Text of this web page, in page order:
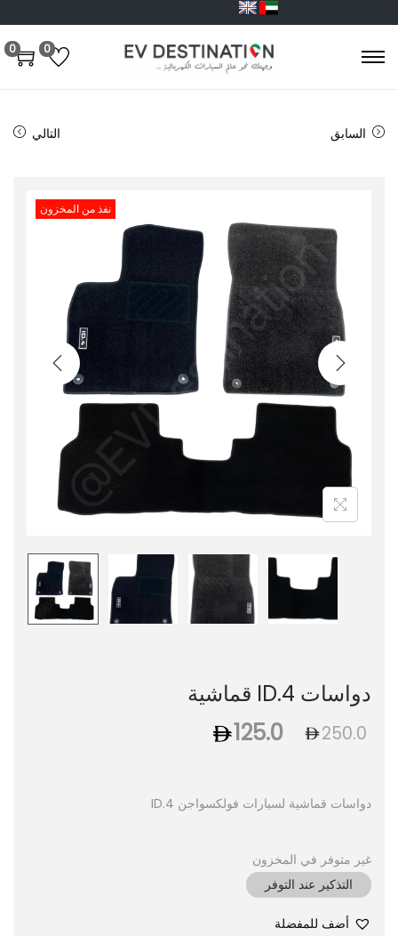
0
0
السابق التالي
نفذ من المخزون
دواسات ID.4 قماشية
250.0
125.0
دواسات قماشية لسيارات فولكسواجن ID.4
غير متوفر في المخزون
التذكير عند التوفر
أضف للمفضلة